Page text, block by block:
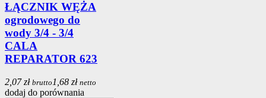
ŁĄCZNIK WĘŻA
ogrodowego do
wody 3/4 - 3/4
CALA
REPARATOR 623
2,07 zł brutto 1,68 zł netto
dodaj do porównania